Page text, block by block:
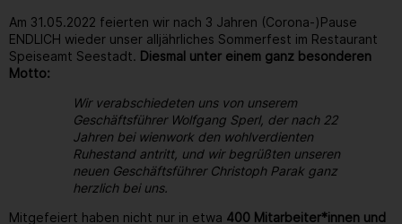
Am 31.05.2022 feierten wir nach 3 Jahren (Corona-)Pause
ENDLICH wieder unser alljährliches Sommerfest im Restaurant
Speiseamt Seestadt. Diesmal unter einem ganz besonderen
Motto:
Wir verabschiedeten uns von unserem
Geschäftsführer Wolfgang Sperl, der nach 22
Jahren bei wienwork den wohlverdienten
Ruhestand antritt, und wir begrüßten unseren
neuen Geschäftsführer Christoph Parak ganz
herzlich bei uns.
Mitgefeiert haben nicht nur in etwa 400 Mitarbeiter*innen und